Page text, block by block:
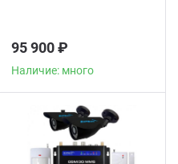
95 900 ₽
Наличие: много